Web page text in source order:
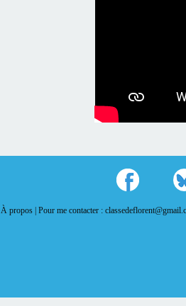
À propos |Pour me contacter :